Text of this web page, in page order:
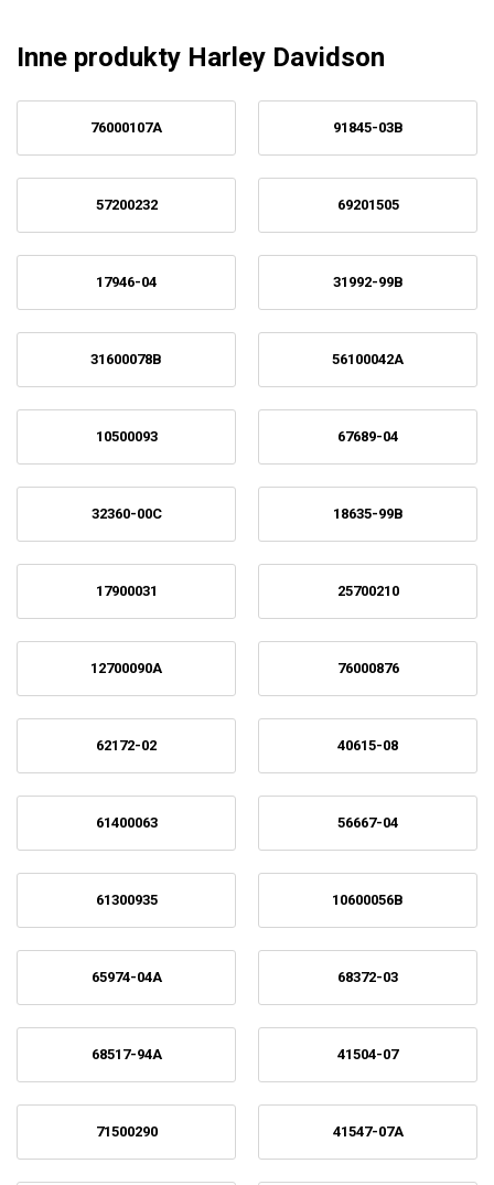
Inne produkty Harley Davidson
76000107A 91845-03B
57200232 69201505
17946-04 31992-99B
31600078B 56100042A
10500093 67689-04
32360-00C 18635-99B
17900031 25700210
12700090A 76000876
62172-02 40615-08
61400063 56667-04
61300935 10600056B
65974-04A 68372-03
68517-94A 41504-07
71500290 41547-07A